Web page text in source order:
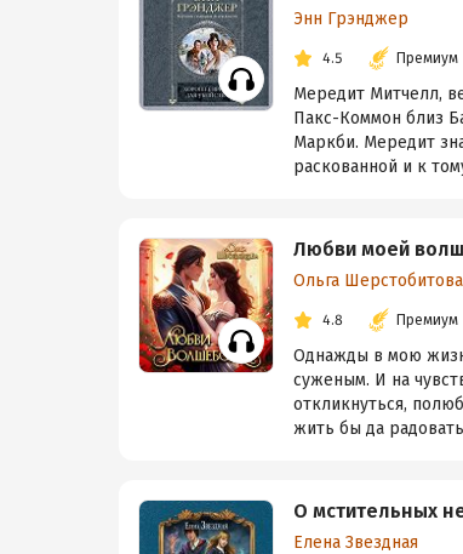
Энн Грэнджер
4.5 Премиум
Мередит Митчелл,
Пакс-Коммон близ
Маркби. Мередит
раскованной и к
Любви моей
Ольга Шерстобитова
4.8 Премиум
Однажды в мою
суженым. И на
откликнуться,
жить бы да
О мстительных
Елена Звездная